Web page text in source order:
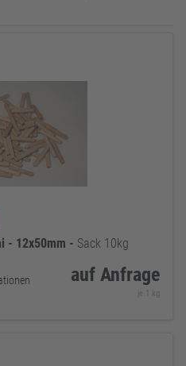
- 12x50mm - Sack 10kg
auf Anfrage
je 1 kg